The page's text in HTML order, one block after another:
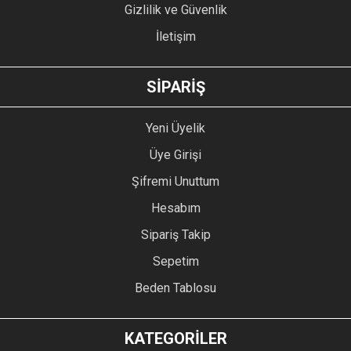
GÖNDER
Gizlilik ve Güvenlik
İletişim
SİPARİŞ
Yeni Üyelik
Üye Girişi
Şifremi Unuttum
Hesabım
Sipariş Takip
Sepetim
Beden Tablosu
KATEGORİLER